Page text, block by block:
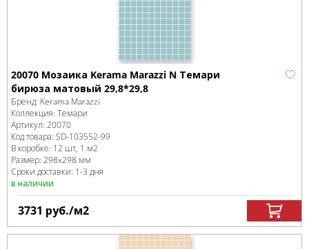
20070 Мозаика Kerama Marazzi N Темари
бирюза матовый 29,8*29,8
Бренд: Kerama Marazzi
Коллекция: Темари
Артикул: 20070
Код товара: SD-103552-99
В коробке: 12 шт, 1 м2
Размер: 298x298 мм
Сроки доставки: 1-3 дня
в наличии
3731 руб./м2